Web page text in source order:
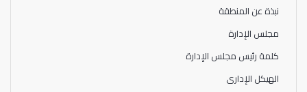
نبذة عن المنطقة
مجلس الإدارة
كلمة رئيس مجلس الإدارة
الهيكل الإدارى